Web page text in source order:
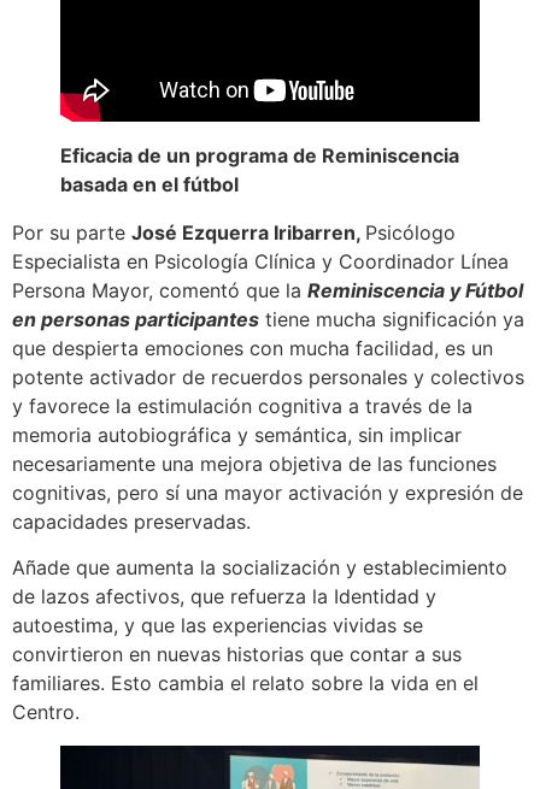
Eficacia de un programa de Reminiscencia
basada en el fútbol
Por su parte José Ezquerra Iribarren, Psicólogo
Especialista en Psicología Clínica y Coordinador Línea
Persona Mayor, comentó que la Reminiscencia y Fútbol
en personas participantes tiene mucha significación ya
que despierta emociones con mucha facilidad, es un
potente activador de recuerdos personales y colectivos
y favorece la estimulación cognitiva a través de la
memoria autobiográfica y semántica, sin implicar
necesariamente una mejora objetiva de las funciones
cognitivas, pero sí una mayor activación y expresión de
capacidades preservadas.
Añade que aumenta la socialización y establecimiento
de lazos afectivos, que refuerza la Identidad y
autoestima, y que las experiencias vividas se
convirtieron en nuevas historias que contar a sus
familiares. Esto cambia el relato sobre la vida en el
Centro.